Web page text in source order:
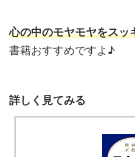
心の中のモヤモヤをスッ
書籍おすすめですよ♪
詳しく見てみる